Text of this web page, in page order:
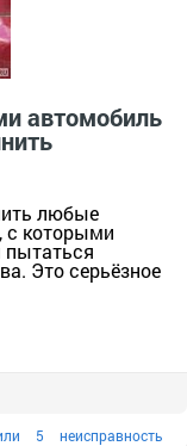
автомобиль
любые
с которыми
пытаться
Это серьёзное
5 неисправность